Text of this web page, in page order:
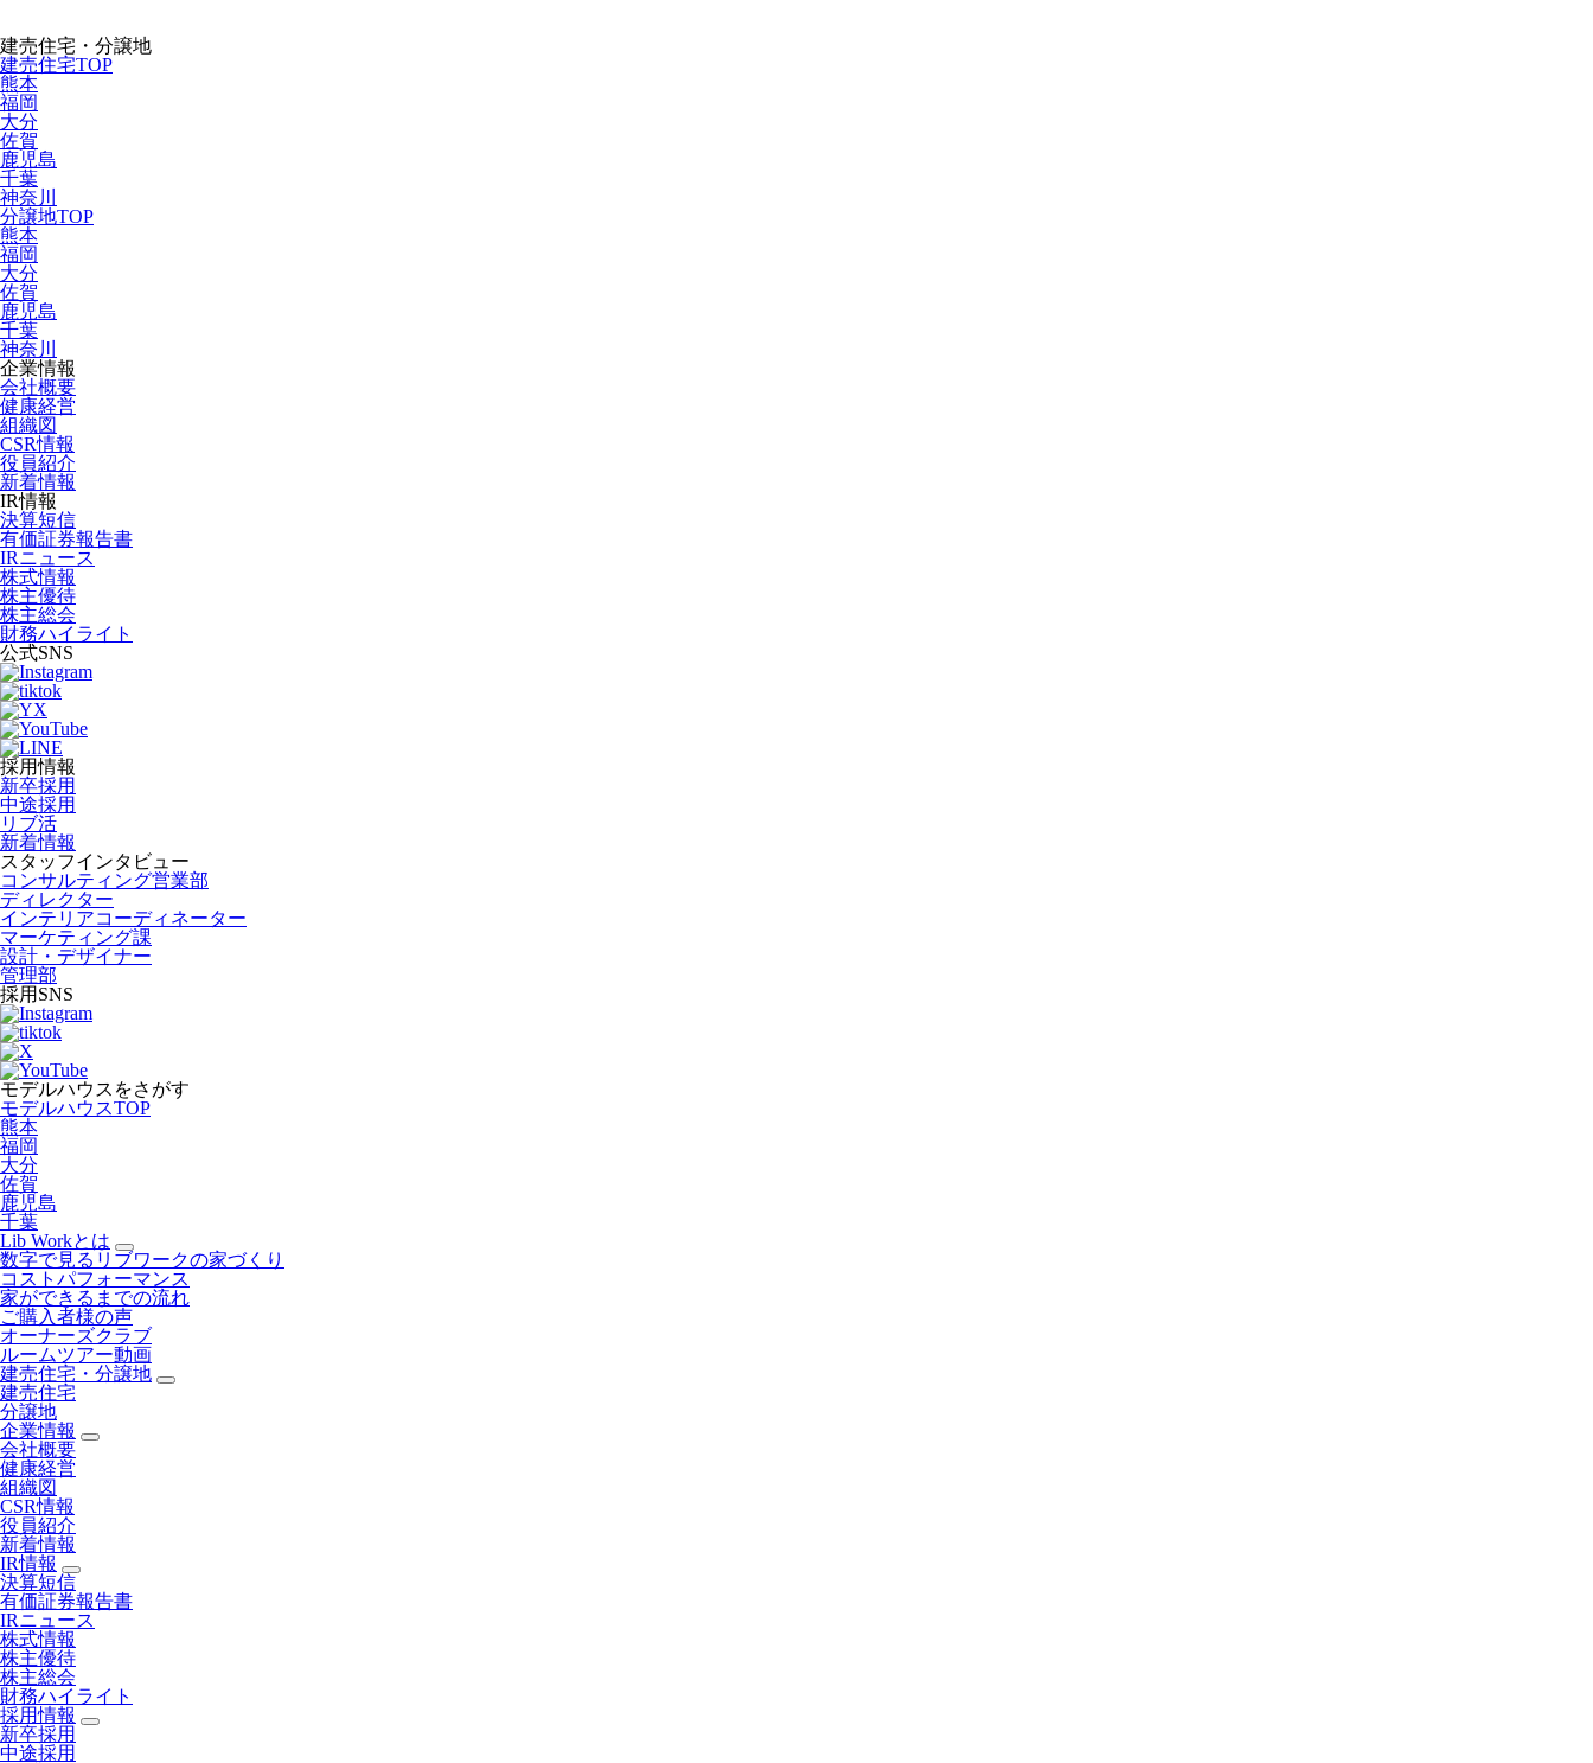
建売住宅・分譲地
建売住宅TOP
熊本
福岡
大分
佐賀
鹿児島
千葉
神奈川
分譲地TOP
熊本
福岡
大分
佐賀
鹿児島
千葉
神奈川
企業情報
会社概要
健康経営
組織図
CSR情報
役員紹介
新着情報
IR情報
決算短信
有価証券報告書
IRニュース
株式情報
株主優待
株主総会
財務ハイライト
公式SNS
採用情報
新卒採用
中途採用
リブ活
新着情報
スタッフインタビュー
コンサルティング営業部
ディレクター
インテリアコーディネーター
マーケティング課
設計・デザイナー
管理部
採用SNS
モデルハウスをさがす
モデルハウスTOP
熊本
福岡
大分
佐賀
鹿児島
千葉
Lib Workとは
数字で見るリブワークの家づくり
コストパフォーマンス
家ができるまでの流れ
ご購入者様の声
オーナーズクラブ
ルームツアー動画
建売住宅・分譲地
建売住宅
分譲地
企業情報
会社概要
健康経営
組織図
CSR情報
役員紹介
新着情報
IR情報
決算短信
有価証券報告書
IRニュース
株式情報
株主優待
株主総会
財務ハイライト
採用情報
新卒採用
中途採用